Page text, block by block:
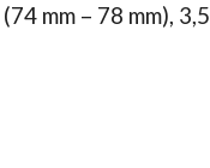
mm – 78 mm),